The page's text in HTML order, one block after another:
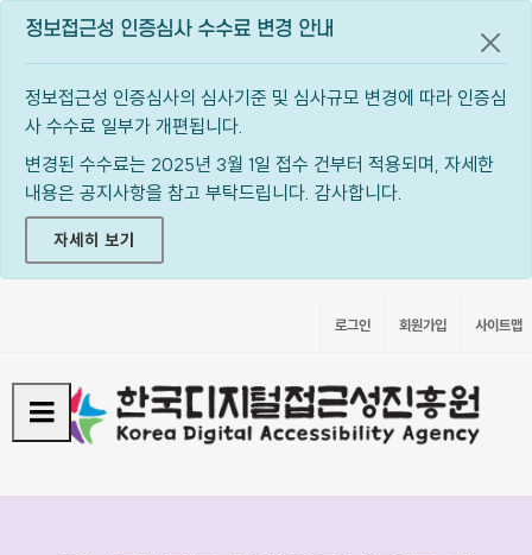
정보접근성 인증심사 수수료 변경 안내
정보접근성 인증심사의 심사기준 및 심사규모 변경에 따라 인증심
사 수수료 일부가 개편됩니다.
변경된 수수료는 2025년 3월 1일 접수 건부터 적용되며, 자세한
내용은 공지사항을 참고 부탁드립니다. 감사합니다.
자세히 보기
공지
로그인 회원가입 사이트맵